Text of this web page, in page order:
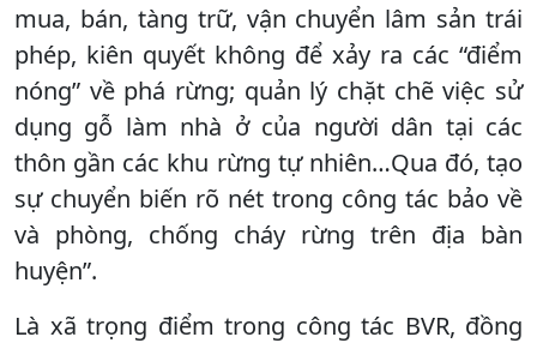
mua, bán, tàng trữ, vận chuyển lâm sản trái
phép, kiên quyết không để xảy ra các “điểm
nóng” về phá rừng; quản lý chặt chẽ việc sử
dụng gỗ làm nhà ở của người dân tại các
thôn gần các khu rừng tự nhiên…Qua đó, tạo
sự chuyển biến rõ nét trong công tác bảo về
và phòng, chống cháy rừng trên địa bàn
huyện”.
Là xã trọng điểm trong công tác BVR, đồng